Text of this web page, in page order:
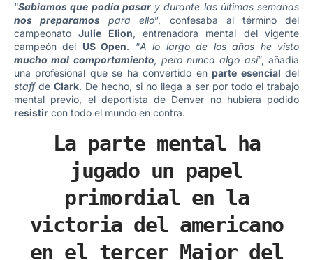
“Sabíamos que podía pasary durante las últimas semanas
nos preparamos para ello”, confesaba al término del
campeonatoJulie Elion, entrenadora mental del vigente
campeón del US Open. “A lo largo de los años he visto
mucho mal comportamiento, pero nunca algo así”, añadía
una profesional que se ha convertido en parte esencial del
staffde Clark. De hecho, si no llega a ser por todo el trabajo
mental previo, el deportista de Denver no hubiera podido
resistir con todo el mundo en contra.
La parte mental ha
jugado un papel
primordial en la
victoria del americano
en el tercer Major del